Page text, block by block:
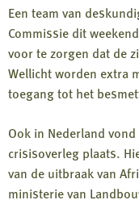
Een team van
Commissie dit
voor te zorgen dat de
Wellicht worden extra
toegang tot het
Ook in Nederland
crisisoverleg plaats.
van de uitbraak van
ministerie van